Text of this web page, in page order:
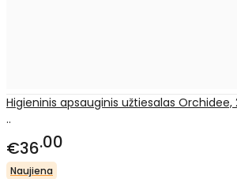
Higieninis apsauginis užtiesalas
..
€36 00
Naujiena